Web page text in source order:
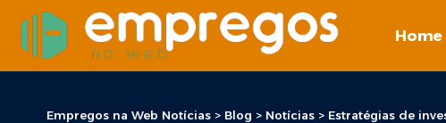
Home
Empregos na Web Notícias > Blog > Notícias > Estratégias de